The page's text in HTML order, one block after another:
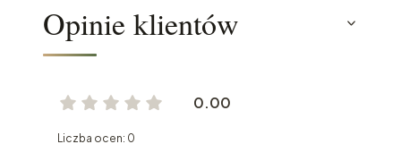
Opinie klientów
0.00
Liczba ocen: 0